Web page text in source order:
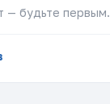
— будьте первым.